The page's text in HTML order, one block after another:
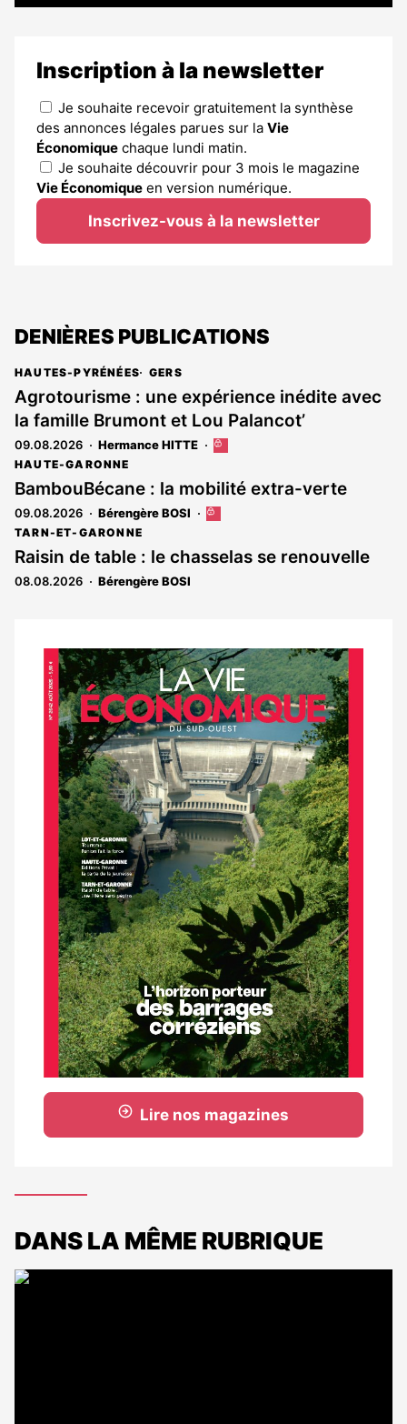
Inscription à la newsletter
Je souhaite recevoir gratuitement la synthèse
des annonces légales parues sur la Vie
Économique chaque lundi matin.
Je souhaite découvrir pour 3 mois le magazine
Vie Économique en version numérique.
Inscrivez-vous à la newsletter
DENIÈRES PUBLICATIONS
HAUTES-PYRÉNÉES GERS
Agrotourisme : une expérience inédite avec
la famille Brumont et Lou Palancot’
09.08.2026 Hermance HITTE
Cet
est
réservé
aux
HAUTE-GARONNE
BambouBécane : la mobilité extra-verte
09.08.2026 Bérengère BOSI
Cet
réservé
TARN-ET-GARONNE
Raisin de table : le chasselas se renouvelle
08.08.2026 Bérengère BOSI
Notre
dernier
magazine
Lire nos magazines
DANS LA MÊME RUBRIQUE